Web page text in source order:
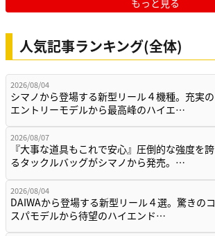
もっと見る
人気記事ランキング(全体)
2026/08/04
シマノから登場する新型リール４機種。充実の
エントリーモデルから最高峰のハイエ…
2026/08/07
『大事な道具もこれで安心』圧倒的な強度を誇
るタックルバッグがシマノから発売。…
2026/08/04
DAIWAから登場する新型リール４選。驚きのコ
スパモデルから待望のハイエンド…